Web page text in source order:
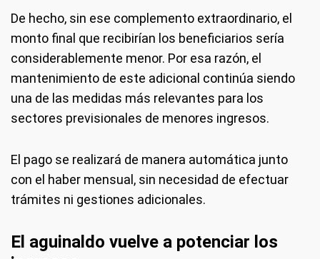
De hecho, sin ese complemento extraordinario, el
monto final que recibirían los beneficiarios sería
considerablemente menor. Por esa razón, el
mantenimiento de este adicional continúa siendo
una de las medidas más relevantes para los
sectores previsionales de menores ingresos.
El pago se realizará de manera automática junto
con el haber mensual, sin necesidad de efectuar
trámites ni gestiones adicionales.
El aguinaldo vuelve a potenciar los